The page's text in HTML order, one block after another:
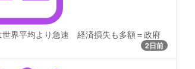
世界平均より急速 経済損失も多額＝政府
2日前